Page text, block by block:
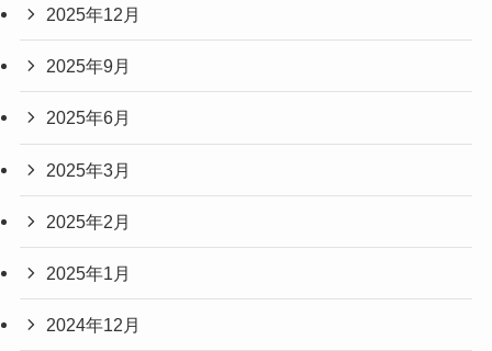
2025年12月
2025年9月
2025年6月
2025年3月
2025年2月
2025年1月
2024年12月